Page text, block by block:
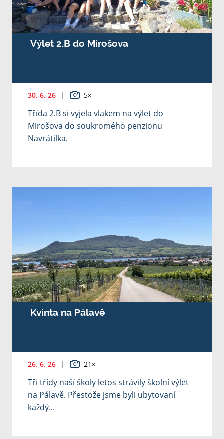
Výlet 2.B do Mirošova
30. 6. 26 | 5×
Třída 2.B si vyjela vlakem na výlet do
Mirošova do soukromého penzionu
Navrátilka.
Kvinta na Pálavě
26. 6. 26 | 21×
Tři třídy naší školy letos strávily školní výlet
na Pálavě. Přestože jsme byli ubytovaní
každý...